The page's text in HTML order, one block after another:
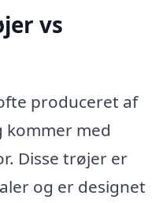
vs
produceret af
med
Disse trøjer er
og er designet